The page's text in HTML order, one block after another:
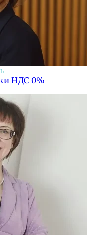
НДС 0%